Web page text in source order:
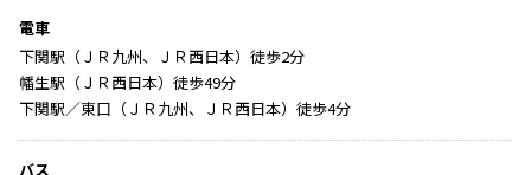
電車
下関駅（ＪＲ九州、ＪＲ西日本）徒歩2分
幡生駅（ＪＲ西日本）徒歩49分
下関駅／東口（ＪＲ九州、ＪＲ西日本）徒歩4分
バス